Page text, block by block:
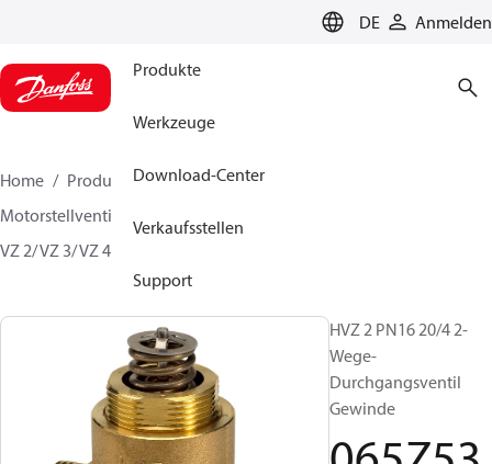
DE Anmelden
Produkte
Werkzeuge
Download-Center
Verkaufsstellen
Support
Home Produkte
Lösung für Wärmetechnik
Motorstellventile
Absperrventile
VZ 2/ VZ 3/ VZ 4
HVZ 2 PN16 20/4 2-
Wege-
Durchgangsventil
Gewinde